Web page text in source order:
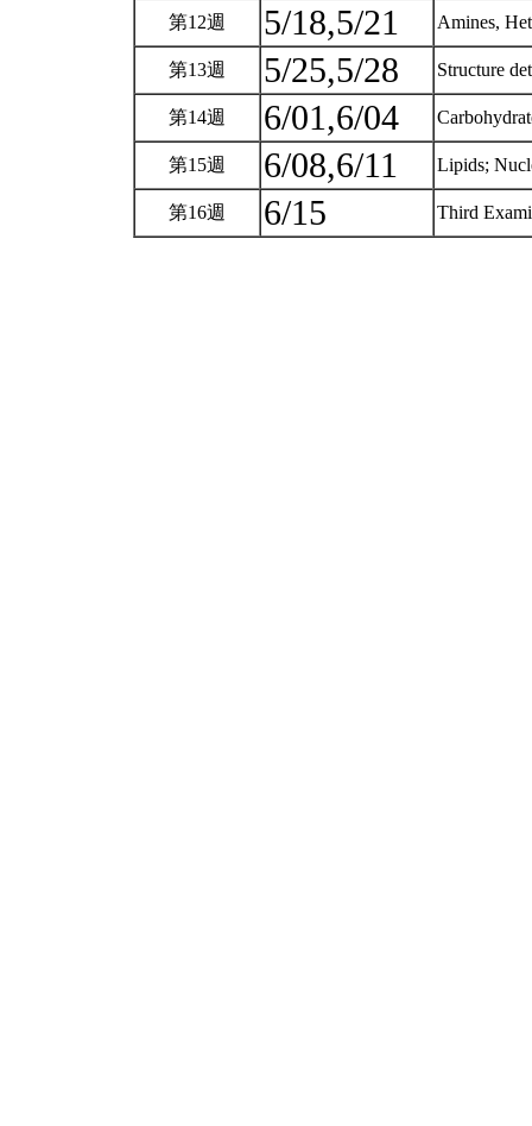
第12週 5/18,5/21 Amines,
第13週 5/25,5/28 Structure
第14週 6/01,6/04
第15週 6/08,6/11 Lipids;
第16週 6/15 Third